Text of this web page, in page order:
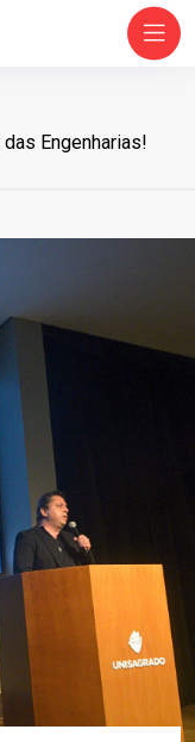
das Engenharias!